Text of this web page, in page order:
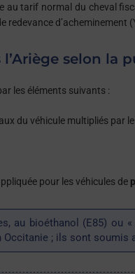
au tarif normal du cheval
redevance d’acheminement
selon la
les éléments suivants :
du véhicule multipliés par
pour les véhicules de
au bioéthanol (E85) ou
Occitanie ; ils sont